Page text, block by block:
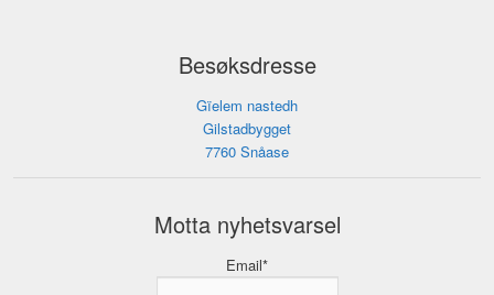
Besøksdresse
Gïelem nastedh
Gilstadbygget
7760 Snåase
Motta nyhetsvarsel
Email*